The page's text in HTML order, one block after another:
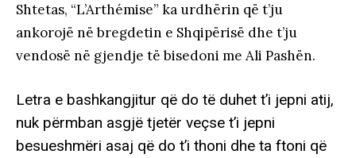
Shtetas, “L’Arthémise” ka urdhërin që t’ju
ankorojë në bregdetin e Shqipërisë dhe t’ju
vendosë në gjendje të bisedoni me Ali Pashën.
Letra e bashkangjitur që do të duhet t’i jepni atij,
nuk përmban asgjë tjetër veçse t’i jepni
besueshmëri asaj që do t’i thoni dhe ta ftoni që